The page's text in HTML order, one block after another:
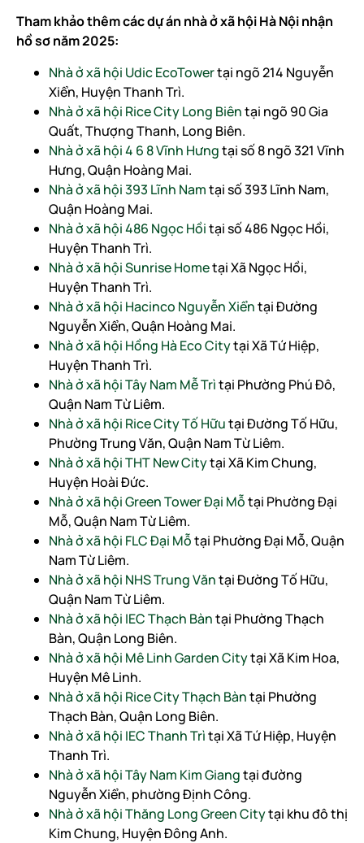
Tham khảo thêm các dự án nhà ở xã hội Hà Nội nhận
hồ sơ năm 2025:
Nhà ở xã hội Udic EcoTowertại ngõ 214 Nguyễn
Xiển, Huyện Thanh Trì.
Nhà ở xã hội Rice City Long Biêntại ngõ 90 Gia
Quất, Thượng Thanh, Long Biên.
Nhà ở xã hội 4 6 8 Vĩnh Hưngtại số 8 ngõ 321 Vĩnh
Hưng, Quận Hoàng Mai.
Nhà ở xã hội 393 Lĩnh Namtại số 393 Lĩnh Nam,
Quận Hoàng Mai.
Nhà ở xã hội 486 Ngọc Hồitại số 486 Ngọc Hồi,
Huyện Thanh Trì.
Nhà ở xã hội Sunrise Hometại Xã Ngọc Hồi,
Huyện Thanh Trì.
Nhà ở xã hội Hacinco Nguyễn Xiểntại Đường
Nguyễn Xiển, Quận Hoàng Mai.
Nhà ở xã hội Hồng Hà Eco Citytại Xã Tứ Hiệp,
Huyện Thanh Trì.
Nhà ở xã hội Tây Nam Mễ Trìtại Phường Phú Đô,
Quận Nam Từ Liêm.
Nhà ở xã hội Rice City Tố Hữutại Đường Tố Hữu,
Phường Trung Văn, Quận Nam Từ Liêm.
Nhà ở xã hội THT New Citytại Xã Kim Chung,
Huyện Hoài Đức.
Nhà ở xã hội Green Tower Đại Mỗtại Phường Đại
Mỗ, Quận Nam Từ Liêm.
Nhà ở xã hội FLC Đại Mỗtại Phường Đại Mỗ, Quận
Nam Từ Liêm.
Nhà ở xã hội NHS Trung Văntại Đường Tố Hữu,
Quận Nam Từ Liêm.
Nhà ở xã hội IEC Thạch Bàntại Phường Thạch
Bàn, Quận Long Biên.
Nhà ở xã hội Mê Linh Garden Citytại Xã Kim Hoa,
Huyện Mê Linh.
Nhà ở xã hội Rice City Thạch Bàntại Phường
Thạch Bàn, Quận Long Biên.
Nhà ở xã hội IEC Thanh Trìtại Xã Tứ Hiệp, Huyện
Thanh Trì.
Nhà ở xã hội Tây Nam Kim Giangtại đường
Nguyễn Xiển, phường Định Công.
Nhà ở xã hội Thăng Long Green Citytại khu đô thị
Kim Chung, Huyện Đông Anh.